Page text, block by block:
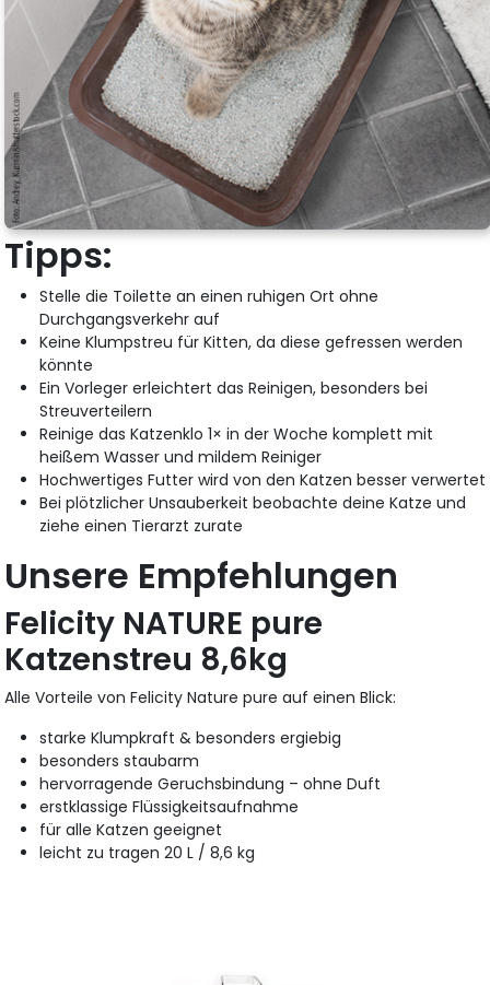
Tipps:
Stelle die Toilette an einen ruhigen Ort ohne
Durchgangsverkehr auf
Keine Klumpstreu für Kitten, da diese gefressen werden
könnte
Ein Vorleger erleichtert das Reinigen, besonders bei
Streuverteilern
Reinige das Katzenklo 1× in der Woche komplett mit
heißem Wasser und mildem Reiniger
Hochwertiges Futter wird von den Katzen besser verwertet
Bei plötzlicher Unsauberkeit beobachte deine Katze und
ziehe einen Tierarzt zurate
Unsere Empfehlungen
Felicity NATURE pure
Katzenstreu 8,6kg
Alle Vorteile von Felicity Nature pure auf einen Blick:
starke Klumpkraft & besonders ergiebig
besonders staubarm
hervorragende Geruchsbindung – ohne Duft
erstklassige Flüssigkeitsaufnahme
für alle Katzen geeignet
leicht zu tragen 20 L / 8,6 kg